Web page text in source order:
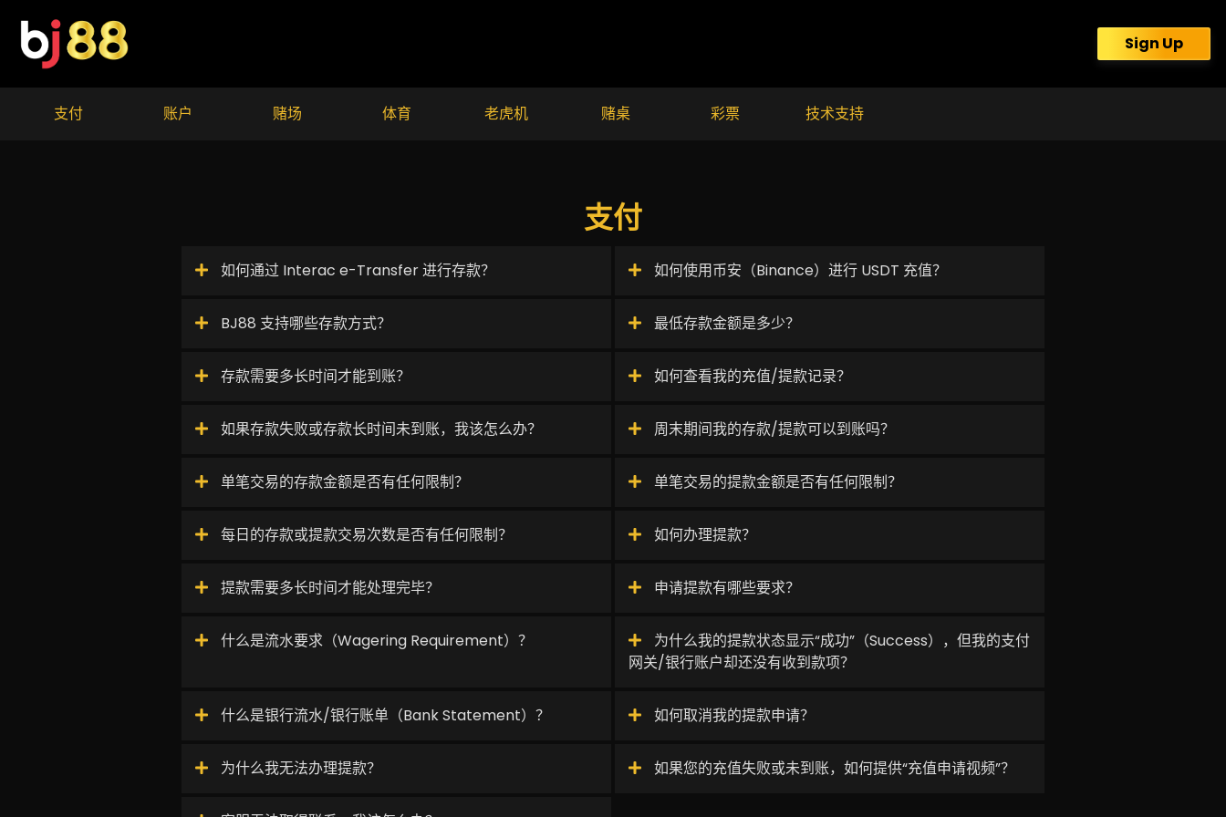
content
Sign Up
支付 账户 赌场 体育 老虎机 赌桌 彩票 技术支持
支付
如何通过 Interac e-Transfer 进行存款？ 如何使用币安（Binance）进行 USDT 充值？
BJ88 支持哪些存款方式？ 最低存款金额是多少？
存款需要多长时间才能到账？ 如何查看我的充值/提款记录？
如果存款失败或存款长时间未到账，我该怎么办？ 周末期间我的存款/提款可以到账吗？
单笔交易的存款金额是否有任何限制？ 单笔交易的提款金额是否有任何限制？
每日的存款或提款交易次数是否有任何限制？ 如何办理提款？
提款需要多长时间才能处理完毕？ 申请提款有哪些要求？
什么是流水要求（Wagering Requirement）？
为什么我的提款状态显示“成功”（Success），但我的支付
网关/银行账户却还没有收到款项？
什么是银行流水/银行账单（Bank Statement）？ 如何取消我的提款申请？
为什么我无法办理提款？ 如果您的充值失败或未到账，如何提供“充值申请视频”？